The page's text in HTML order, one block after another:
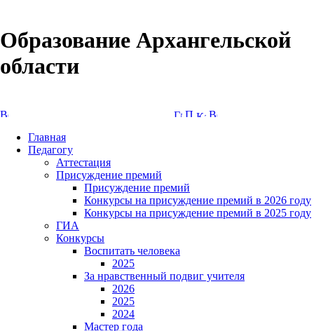
Образование Архангельской
области
Главная
Педагогу
Аттестация
Присуждение премий
Присуждение премий
Конкурсы на присуждение премий в 2026 году
Конкурсы на присуждение премий в 2025 году
ГИА
Конкурсы
Воспитать человека
2025
За нравственный подвиг учителя
2026
2025
2024
Мастер года